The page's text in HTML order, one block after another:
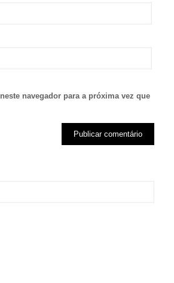
navegador para a próxima vez que